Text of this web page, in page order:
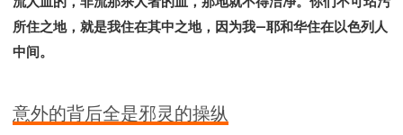
所住之地，就是我住在其中之地，因为我—耶和华住在以色列人
中间。
意外的背后全是邪灵的操纵